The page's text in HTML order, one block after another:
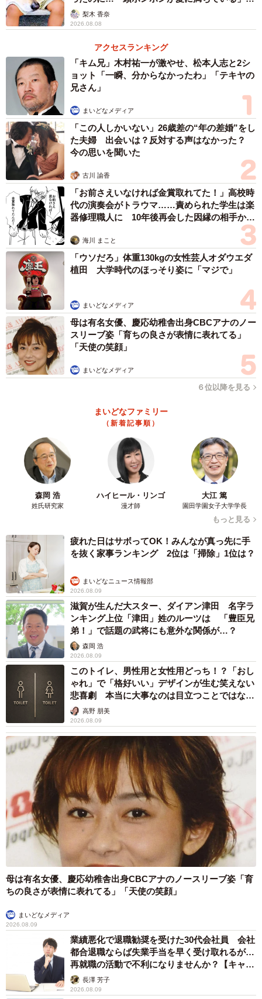
「愛おしく思いましたね。景色なんかよりずっとこの顔を
見ていたいと感じました」
ーー普段のポン助くんは、どんな柴犬さんでしょうか？
「落ち着いた性格です。基本的にはあまり吠えないです
し、もちろん噛むこともしません。なので人が来ても、
『お利口だね』と言われることが多いような気がします。
ただ、ビビりな性質があり、大きな物音や動きなどに反応
してビクッと驚いてしまいます。
そうなると、ゆっくりと我々の近くにきて体をすり寄せて
くるか、部屋の隅で丸くなっていることが多いです。なの
で基本的に家では平和にまったりとした環境を提供し、で
きるだけおだやかに生活してます」
2/5
「普段のポン助です。我々が動いたり何かをしているとこを観察してい
ます」（提供：ぽんぽんポン助さん）
「尊…」
梨木 香奈
2026.08.08
アクセスランキング
「キム兄」木村祐一が激やせ、松本人志と2シ
ョット「一瞬、分からなかったわ」「テキヤの
兄さん」
まいどなメディア
「この人しかいない」26歳差の“年の差婚”をし
た夫婦 出会いは？反対する声はなかった？
今の思いを聞いた
古川 諭香
「お前さえいなければ金賞取れてた！」高校時
代の演奏会がトラウマ……責められた学生は楽
器修理職人に 10年後再会した因縁の相手から
海川 まこと
「ウソだろ」体重130kgの女性芸人オダウエダ
植田 大学時代のほっそり姿に「マジで」
まいどなメディア
母は有名女優、慶応幼稚舎出身CBCアナのノー
スリーブ姿「育ちの良さが表情に表れてる」
「天使の笑顔」
まいどなメディア
６位以降を見る
まいどなファミリー
（新着記事順）
森岡 浩
姓氏研究家
ハイヒール・リンゴ
漫才師
大江 篤
園田学園女子大学学長
もっと見る
疲れた日はサボってOK！みんなが真っ先に手
を抜く家事ランキング 2位は「掃除」1位は？
まいどなニュース情報部
2026.08.09
滋賀が生んだ大スター、ダイアン津田 名字ラ
ンキング上位「津田」姓のルーツは 「豊臣兄
弟！」で話題の武将にも意外な関係が…？
森岡 浩
2026.08.09
このトイレ、男性用と女性用どっち！？「おし
ゃれ」で「格好いい」デザインが生む笑えない
悲喜劇 本当に大事なのは目立つことではな
く…高野 朋美
2026.08.09
母は有名女優、慶応幼稚舎出身CBCアナのノースリーブ姿「育
ちの良さが表情に表れてる」「天使の笑顔」
まいどなメディア
2026.08.09
業績悪化で退職勧奨を受けた30代会社員 会社
都合退職ならば失業手当を早く受け取れるが…
再就職の活動で不利になりませんか？【キャリ
アカウンセラーが解説】
長澤 芳子
2026.08.09